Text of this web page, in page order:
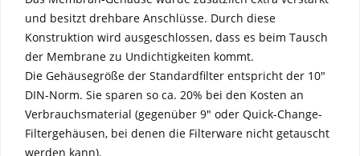
und besitzt drehbare Anschlüsse. Durch diese
Konstruktion wird ausgeschlossen, dass es beim Tausch
der Membrane zu Undichtigkeiten kommt.
Die Gehäusegröße der Standardfilter entspricht der 10"
DIN-Norm. Sie sparen so ca. 20% bei den Kosten an
Verbrauchsmaterial (gegenüber 9" oder Quick-Change-
Filtergehäusen, bei denen die Filterware nicht getauscht
werden kann).